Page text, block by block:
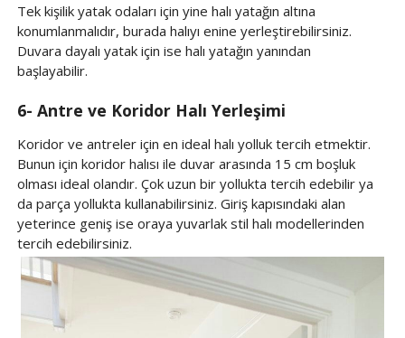
Tek kişilik yatak odaları için yine halı yatağın altına
konumlanmalıdır, burada halıyı enine yerleştirebilirsiniz.
Duvara dayalı yatak için ise halı yatağın yanından
başlayabilir.
6- Antre ve Koridor Halı Yerleşimi
Koridor ve antreler için en ideal halı yolluk tercih etmektir.
Bunun için koridor halısı ile duvar arasında 15 cm boşluk
olması ideal olandır. Çok uzun bir yollukta tercih edebilir ya
da parça yollukta kullanabilirsiniz. Giriş kapısındaki alan
yeterince geniş ise oraya yuvarlak stil halı modellerinden
tercih edebilirsiniz.